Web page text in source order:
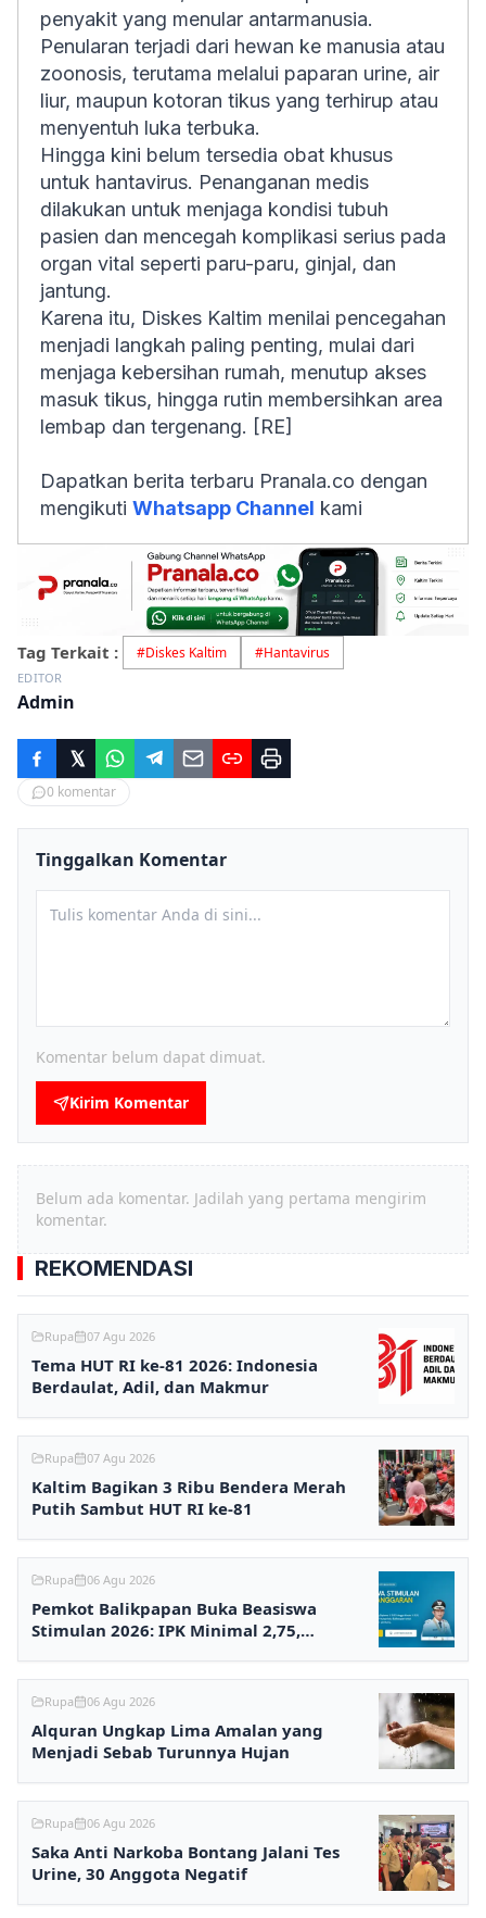
penyakit yang menular antarmanusia.
Penularan terjadi dari hewan ke manusia atau
zoonosis, terutama melalui paparan urine, air
liur, maupun kotoran tikus yang terhirup atau
menyentuh luka terbuka.
Hingga kini belum tersedia obat khusus
untuk hantavirus. Penanganan medis
dilakukan untuk menjaga kondisi tubuh
pasien dan mencegah komplikasi serius pada
organ vital seperti paru-paru, ginjal, dan
jantung.
Karena itu, Diskes Kaltim menilai pencegahan
menjadi langkah paling penting, mulai dari
menjaga kebersihan rumah, menutup akses
masuk tikus, hingga rutin membersihkan area
lembap dan tergenang. [RE]
Dapatkan berita terbaru Pranala.co dengan
mengikuti Whatsapp Channel kami
Tag Terkait : #Diskes Kaltim #Hantavirus
EDITOR
Admin
0 komentar
Tinggalkan Komentar
Komentar belum dapat dimuat.
Kirim Komentar
Belum ada komentar. Jadilah yang pertama mengirim
komentar.
REKOMENDASI
Rupa 07 Agu 2026
Tema HUT RI ke-81 2026: Indonesia
Berdaulat, Adil, dan Makmur
Rupa 07 Agu 2026
Kaltim Bagikan 3 Ribu Bendera Merah
Putih Sambut HUT RI ke-81
Rupa 06 Agu 2026
Pemkot Balikpapan Buka Beasiswa
Stimulan 2026: IPK Minimal 2,75,
Rupa 06 Agu 2026
Alquran Ungkap Lima Amalan yang
Menjadi Sebab Turunnya Hujan
Rupa 06 Agu 2026
Saka Anti Narkoba Bontang Jalani Tes
Urine, 30 Anggota Negatif